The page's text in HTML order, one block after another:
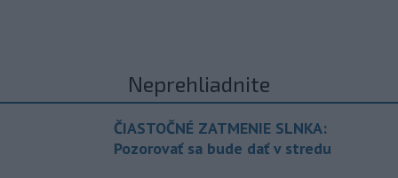
Neprehliadnite
ČIASTOČNÉ ZATMENIE SLNKA:
Pozorovať sa bude dať v stredu